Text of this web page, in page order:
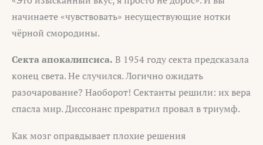
начинаете «чувствовать» несуществующие нотки
чёрной смородины.
Секта апокалипсиса. В 1954 году секта предсказала
конец света. Не случился. Логично ожидать
разочарование? Наоборот! Сектанты решили: их вера
спасла мир. Диссонанс превратил провал в триумф.
Как мозг оправдывает плохие решения